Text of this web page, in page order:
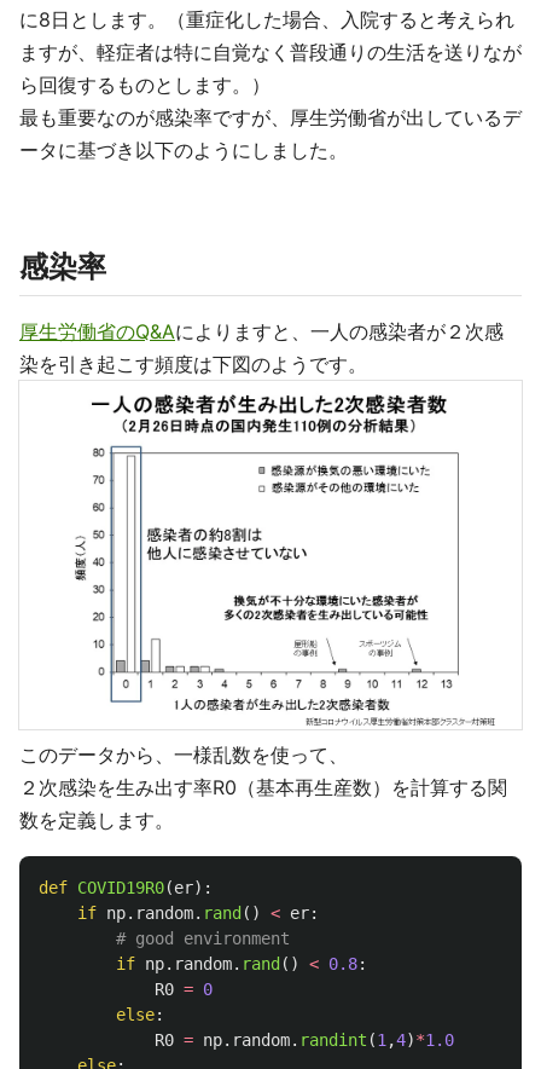
に8日とします。（重症化した場合、入院すると考えられ
ますが、軽症者は特に自覚なく普段通りの生活を送りなが
ら回復するものとします。）
最も重要なのが感染率ですが、厚生労働省が出しているデ
ータに基づき以下のようにしました。
感染率
厚生労働省のQ&Aによりますと、一人の感染者が２次感
染を引き起こす頻度は下図のようです。
このデータから、一様乱数を使って、
２次感染を生み出す率R0（基本再生産数）を計算する関
数を定義します。
def COVID19R0(er):
if np. random. rand () < er:
if np. random. rand () < 0.8:
R0 = 0
else:
R0 = np. random. randint (1 ,4)*1.0